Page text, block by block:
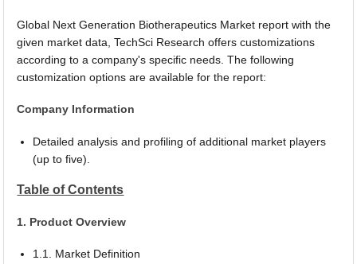
Global Next Generation Biotherapeutics Market report with the
given market data, TechSci Research offers customizations
according to a company's specific needs. The following
customization options are available for the report:
Company Information
Detailed analysis and profiling of additional market players
(up to five).
Table of Contents
1. Product Overview
1.1. Market Definition